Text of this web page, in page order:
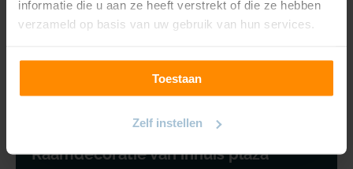
informatie die u aan ze heeft verstrekt of die ze hebben
verzameld op basis van uw gebruik van hun services.
Toestaan
Zelf instellen
Raamdecoratie van inhuis plaza